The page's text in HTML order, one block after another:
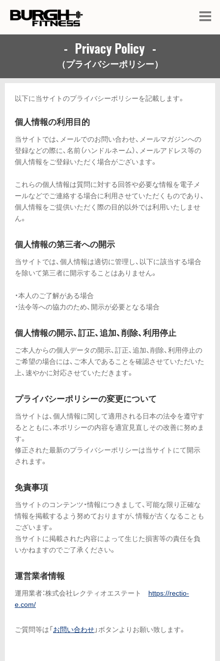
Privacy Policy
（プライバシーポリシー）
以下に当サイトのプライバシーポリシーを記載します。
個人情報の利用目的
当サイトでは、メールでのお問い合わせ、メールマガジンへの
登録などの際に、名前（ハンドルネーム）、メールアドレス等の
個人情報をご登録いただく場合がございます。
これらの個人情報は質問に対する回答や必要な情報を電子メ
ールなどでご連絡する場合に利用させていただくものであり、
個人情報をご提供いただく際の目的以外では利用いたしませ
ん。
個人情報の第三者への開示
当サイトでは、個人情報は適切に管理し、以下に該当する場合
を除いて第三者に開示することはありません。
本人のご了解がある場合
法令等への協力のため、開示が必要となる場合
個人情報の開示、訂正、追加、削除、利用停止
ご本人からの個人データの開示、訂正、追加、削除、利用停止の
ご希望の場合には、ご本人であることを確認させていただいた
上、速やかに対応させていただきます。
プライバシーポリシーの変更について
当サイトは、個人情報に関して適用される日本の法令を遵守す
るとともに、本ポリシーの内容を適宜見直しその改善に努めま
す。
修正された最新のプライバシーポリシーは当サイトにて開示
されます。
免責事項
当サイトのコンテンツ・情報につきまして、可能な限り正確な
情報を掲載するよう努めておりますが、情報が古くなることも
ございます。
当サイトに掲載された内容によって生じた損害等の責任を負
いかねますのでご了承ください。
運営業者情報
運用業者：株式会社レクティオエステート https://rectio-
e.com/
ご質問等は「 お問い合わせ」ボタンよりお願い致します。